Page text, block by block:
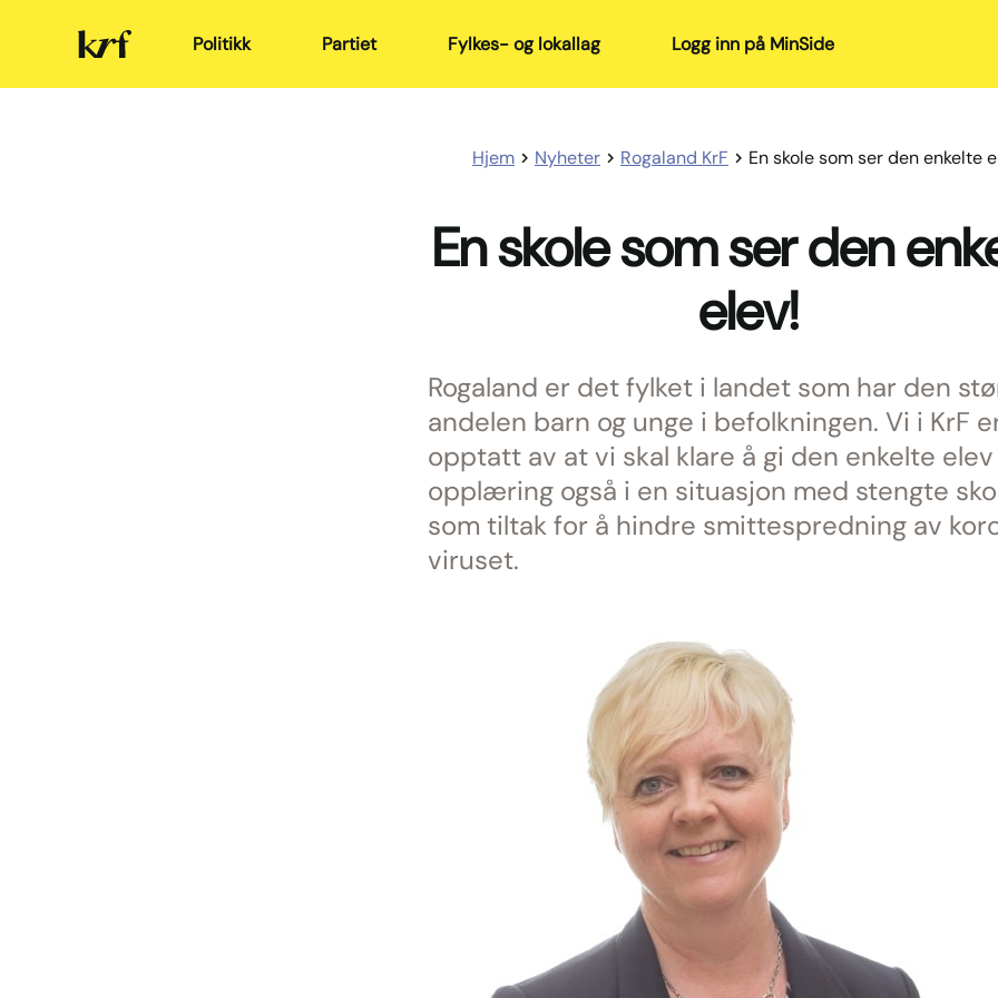
Kristelig
Folkeparti Politikk Partiet Fylkes- og lokallag Logg inn på MinSide
Hjem Nyheter Rogaland KrF En skole som ser den enkelte
En skole som ser den
elev!
Rogaland er det fylket i landet som har den
andelen barn og unge i befolkningen. Vi i KrF
opptatt av at vi skal klare å gi den enkelte elev
opplæring også i en situasjon med stengte
som tiltak for å hindre smittespredning av
viruset.